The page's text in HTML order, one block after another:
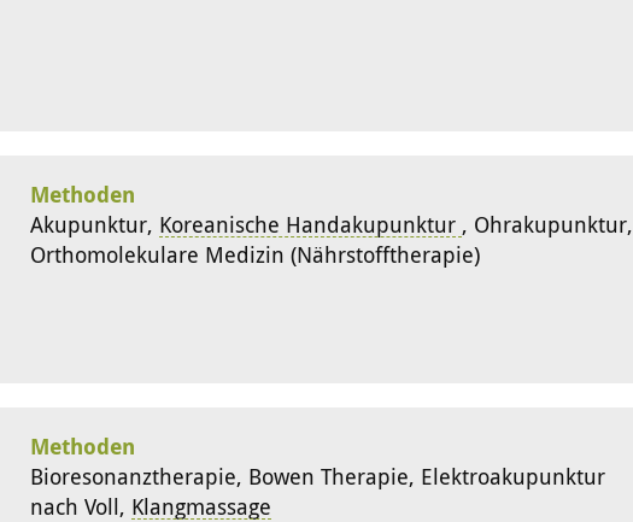
Methoden
Akupunktur, Koreanische Handakupunktur , Ohrakupunktur,
Orthomolekulare Medizin (Nährstofftherapie)
Methoden
Bioresonanztherapie, Bowen Therapie, Elektroakupunktur
nach Voll, Klangmassage